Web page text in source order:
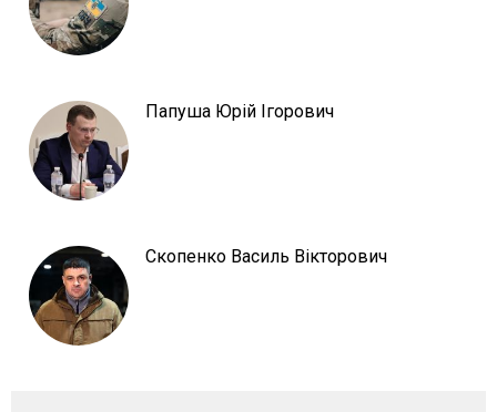
Папуша Юрій Ігорович
Скопенко Василь Вікторович